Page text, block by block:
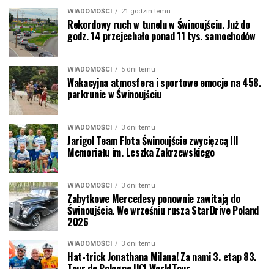
WIADOMOŚCI 21 godzin temu
Rekordowy ruch w tunelu w Świnoujściu. Już do
godz. 14 przejechało ponad 11 tys. samochodów
WIADOMOŚCI 5 dni temu
Wakacyjna atmosfera i sportowe emocje na 458.
parkrunie w Świnoujściu
WIADOMOŚCI 3 dni temu
Jarigol Team Flota Świnoujście zwycięzcą III
Memoriału im. Leszka Zakrzewskiego
WIADOMOŚCI 3 dni temu
Zabytkowe Mercedesy ponownie zawitają do
Świnoujścia. We wrześniu rusza StarDrive Poland
2026
WIADOMOŚCI 3 dni temu
Hat-trick Jonathana Milana! Za nami 3. etap 83.